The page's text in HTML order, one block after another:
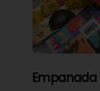
Empanada